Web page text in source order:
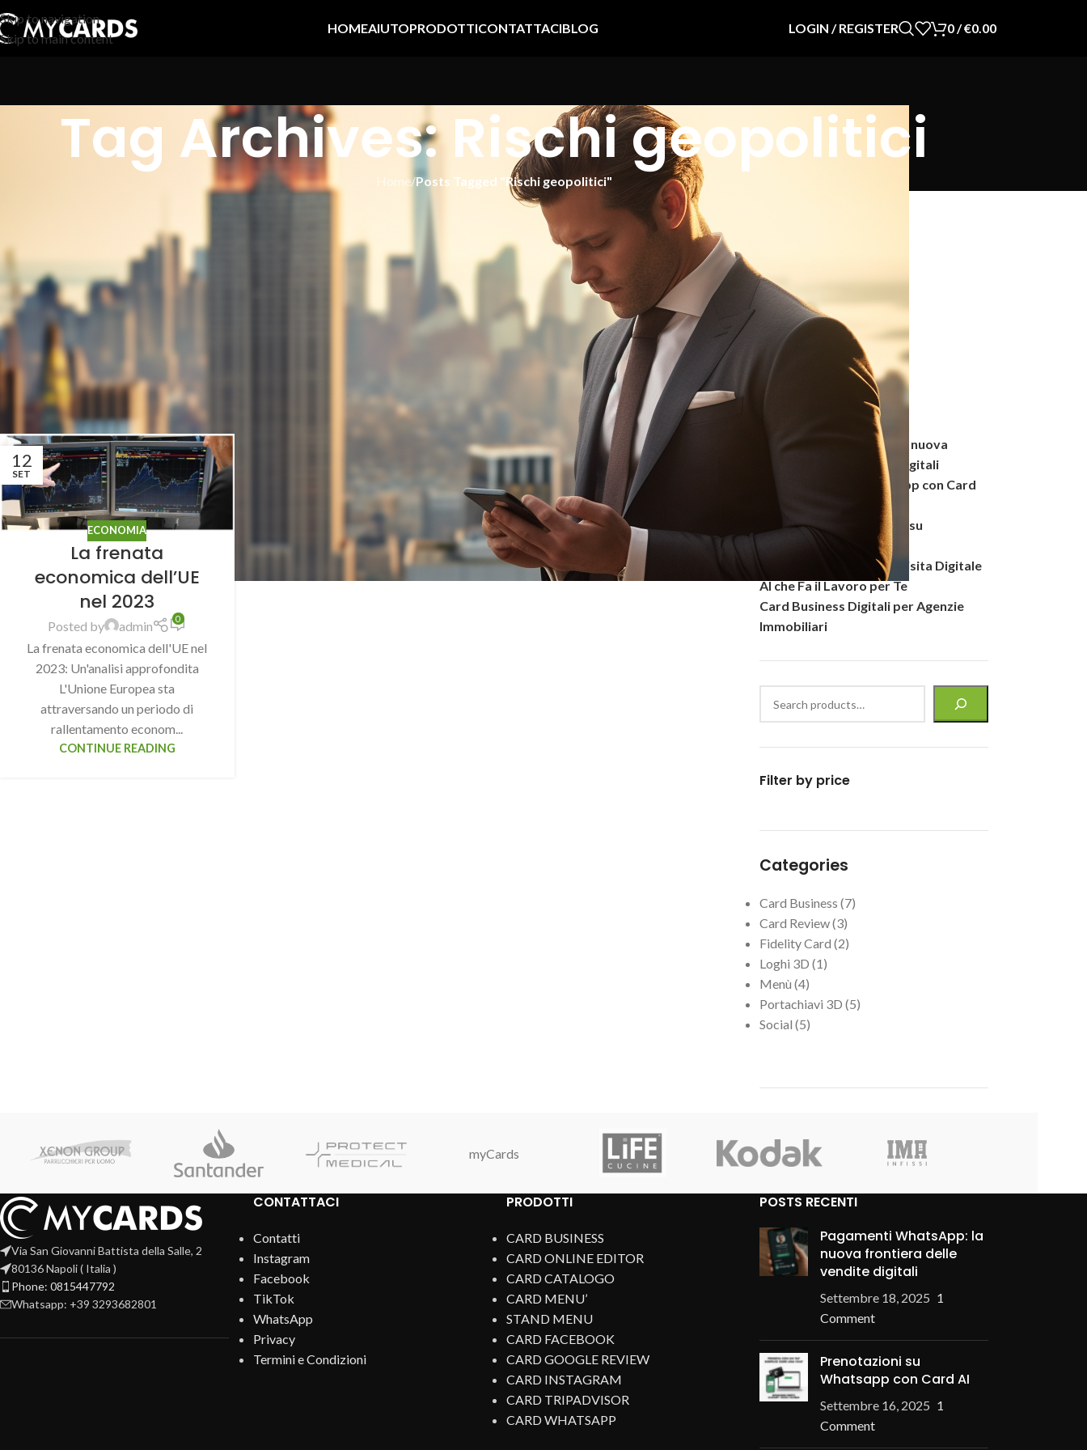
Skip to navigation
Skip to main content
HOMEAIUTOPRODOTTICONTATTACIBLOG LOGIN / REGISTER 0/€0.00
Tag Archives: Rischi geopolitici
Home/Posts Tagged "Rischi geopolitici"
12
SET
ECONOMIA
La frenata
economica dell’UE
nel 2023
Posted by admin 0
La frenata economica dell'UE nel
2023: Un'analisi approfondita
L'Unione Europea sta
attraversando un periodo di
rallentamento econom...
CONTINUE READING
Pagamenti WhatsApp: la nuova
frontiera delle vendite digitali
Prenotazioni su Whatsapp con Card
Come non farsi Bloccare su
Card AI – Il Biglietto da Visita Digitale
AI che Fa il Lavoro per Te
Card Business Digitali per Agenzie
Immobiliari
Filter by price
Categories
Card Business 7
Card Review 3
Fidelity Card 2
Loghi 3D 1
Menù 4
Portachiavi 3D 5
Social 5
myCards
Via San Giovanni Battista della Salle, 2
80136 Napoli ( Italia )
Phone: 0815447792
Whatsapp: +39 3293682801
CONTATTACI
Contatti
Instagram
Facebook
TikTok
WhatsApp
Privacy
Termini e Condizioni
PRODOTTI
CARD BUSINESS
CARD ONLINE EDITOR
CARD CATALOGO
CARD MENU’
STAND MENU
CARD FACEBOOK
CARD GOOGLE REVIEW
CARD INSTAGRAM
CARD TRIPADVISOR
CARD WHATSAPP
POSTS RECENTI
Pagamenti WhatsApp: la
nuova frontiera delle
vendite digitali
Settembre 18, 2025 1
Comment
Prenotazioni su
Whatsapp con Card AI
Settembre 16, 2025 1
Comment